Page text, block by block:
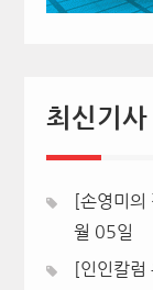
최신기사
[손영미
월 05일
[인인칼